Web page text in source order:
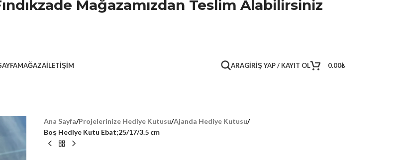
Mağazamızdan Teslim Alabilirsiniz
MAĞAZAİLETIŞIM ARAGIRIŞ YAP / KAYIT OL 0.00₺
Ana Sayfa/Projelerinize Hediye Kutusu/Ajanda Hediye Kutusu/
Boş Hediye Kutu Ebat;25/17/3.5 cm